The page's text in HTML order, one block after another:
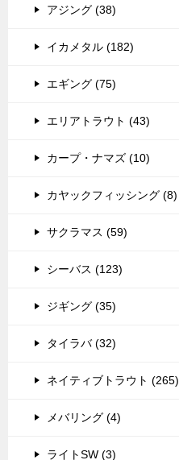
アジング (38)
イカメタル (182)
エギング (75)
エリアトラウト (43)
カープ・ナマズ (10)
カヤックフィッシング (8)
サクラマス (59)
シーバス (123)
ジギング (35)
タイラバ (32)
ネイティブトラウト (265)
メバリング (4)
ライトSW (3)